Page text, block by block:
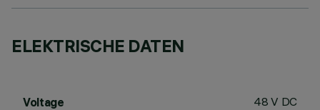
ELEKTRISCHE DATEN
Voltage 48 V DC